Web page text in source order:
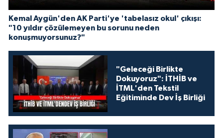
Kemal Aygün'den AK Parti'ye 'tabelasız okul' çıkışı:
"10 yıldır çözülemeyen bu sorunu neden
konuşmuyorsunuz?"
"Geleceği Birlikte
Dokuyoruz": İTHİB ve
İTML'den Tekstil
Eğitiminde Dev İş Birliği